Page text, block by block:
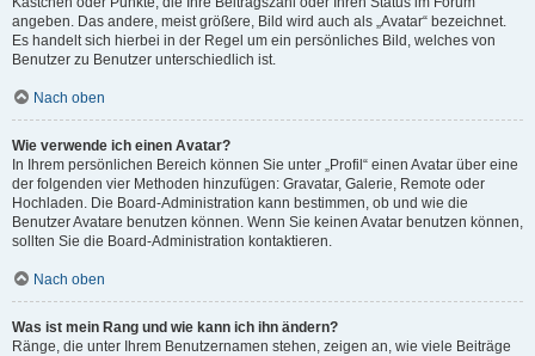
angeben. Das andere, meist größere, Bild wird auch als „Avatar“ bezeichnet.
Es handelt sich hierbei in der Regel um ein persönliches Bild, welches von
Benutzer zu Benutzer unterschiedlich ist.
Nach oben
Wie verwende ich einen Avatar?
In Ihrem persönlichen Bereich können Sie unter „Profil“ einen Avatar über eine
der folgenden vier Methoden hinzufügen: Gravatar, Galerie, Remote oder
Hochladen. Die Board-Administration kann bestimmen, ob und wie die
Benutzer Avatare benutzen können. Wenn Sie keinen Avatar benutzen können,
sollten Sie die Board-Administration kontaktieren.
Nach oben
Was ist mein Rang und wie kann ich ihn ändern?
Ränge, die unter Ihrem Benutzernamen stehen, zeigen an, wie viele Beiträge